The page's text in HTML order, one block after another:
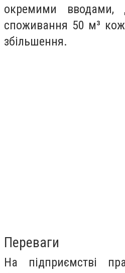
окремими вводами,
споживання 50 м³
збільшення.
Переваги
На підприємстві